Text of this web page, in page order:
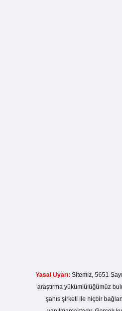
Yasal Uyarı: Sitemiz, 5651
araştırma yükümlülüğümüz
şahıs şirketi ile hiçbir